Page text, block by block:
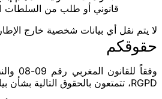
قانوني أو طلب من السلطات
لا يتم نقل أي بيانات شخصية خارج
حقوقكم
وفقاً
RGPD، تتمتعون بالحقوق التالية بشأن بياناتكم الشخصية: